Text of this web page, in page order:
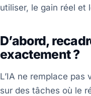
utiliser, le gain réel et
D’abord,
exactement ?
L’IA ne remplace
sur des tâches où le